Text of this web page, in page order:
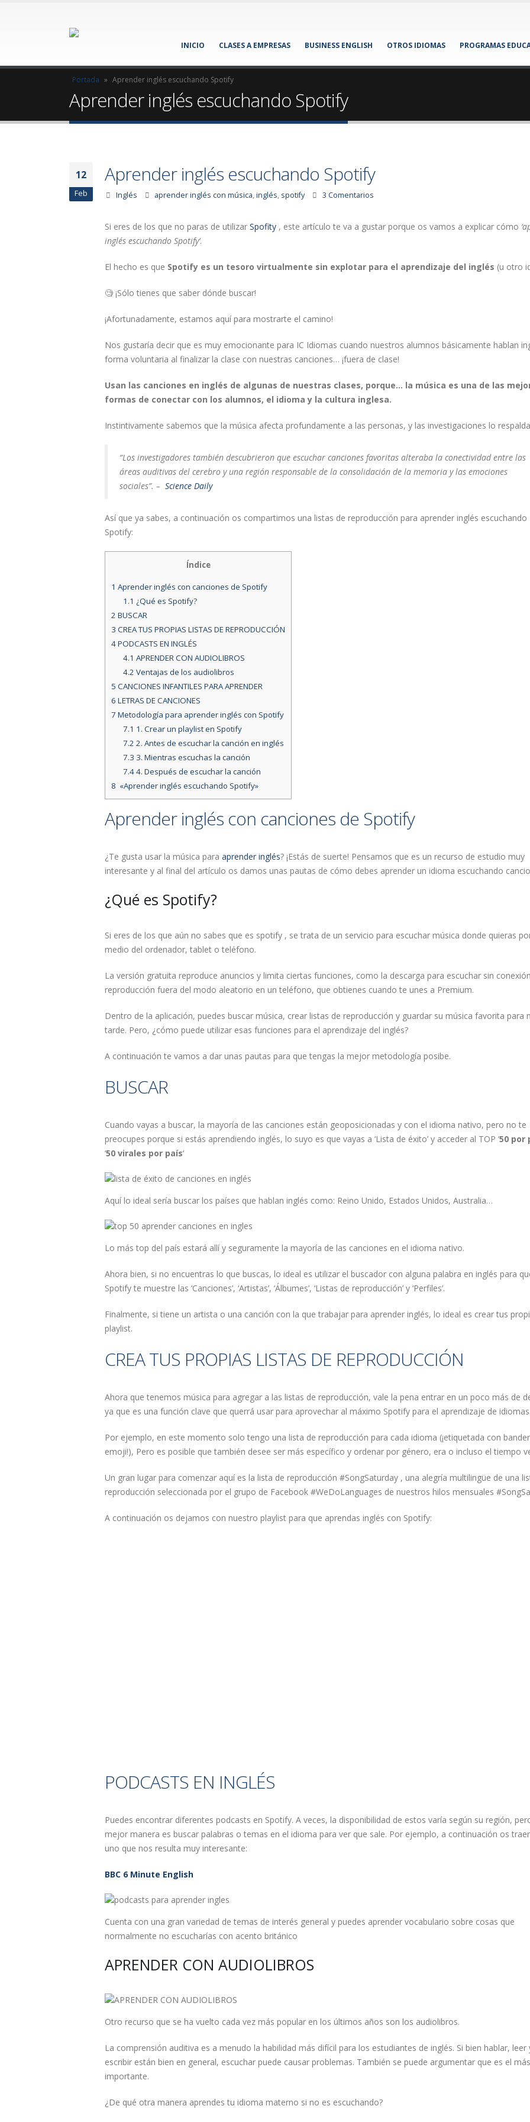
INICIO CLASES A EMPRESAS BUSINESS ENGLISH OTROS IDIOMAS PROGRAMAS
Portada » Aprender inglés escuchando Spotify
Aprender inglés escuchando Spotify
12
Feb
Aprender inglés escuchando Spotify
Inglés aprender inglés con música,inglés, spotify 3 Comentarios
Si eres de los que no paras de utilizar Spofity , este artículo te va a gustar porque os vamos a explicar cómo
inglés escuchando Spotify’.
El hecho es que Spotify es un tesoro virtualmente sin explotar para el aprendizaje del inglés (u otro
🧐 ¡Sólo tienes que saber dónde buscar!
¡Afortunadamente, estamos aquí para mostrarte el camino!
Nos gustaría decir que es muy emocionante para IC Idiomas cuando nuestros alumnos básicamente hablan
forma voluntaria al finalizar la clase con nuestras canciones… ¡fuera de clase!
Usan las canciones en inglés de algunas de nuestras clases, porque… la música es una de las
formas de conectar con los alumnos, el idioma y la cultura inglesa.
Instintivamente sabemos que la música afecta profundamente a las personas, y las investigaciones lo
“Los investigadores también descubrieron que escuchar canciones favoritas alteraba la conectividad entre las
áreas auditivas del cerebro y una región responsable de la consolidación de la memoria y las emociones
sociales”. – Science Daily
Así que ya sabes, a continuación os compartimos una listas de reproducción para aprender inglés escuchando
Spotify:
Índice
1 Aprender inglés con canciones de Spotify
1.1 ¿Qué es Spotify?
2 BUSCAR
3 CREA TUS PROPIAS LISTAS DE REPRODUCCIÓN
4PODCASTS EN INGLÉS
4.1 APRENDER CON AUDIOLIBROS
4.2 Ventajas de los audiolibros
5 CANCIONES INFANTILES PARA APRENDER
6 LETRAS DE CANCIONES
7 Metodología para aprender inglés con Spotify
7.1 1. Crear un playlist en Spotify
7.2 2. Antes de escuchar la canción en inglés
7.3 3. Mientras escuchas la canción
7.44. Después de escuchar la canción
8 «Aprender inglés escuchando Spotify»
Aprender inglés con canciones de Spotify
¿Te gusta usar la música para aprender inglés? ¡Estás de suerte! Pensamos que es un recurso de estudio muy
interesante y al final del artículo os damos unas pautas de cómo debes aprender un idioma escuchando
¿Qué es Spotify?
Si eres de los que aún no sabes que es spotify , se trata de un servicio para escuchar música donde quieras
medio del ordenador, tablet o teléfono.
La versión gratuita reproduce anuncios y limita ciertas funciones, como la descarga para escuchar sin
reproducción fuera del modo aleatorio en un teléfono, que obtienes cuando te unes a Premium.
Dentro de la aplicación, puedes buscar música, crear listas de reproducción y guardar su música favorita para
tarde. Pero, ¿cómo puede utilizar esas funciones para el aprendizaje del inglés?
A continuación te vamos a dar unas pautas para que tengas la mejor metodología posibe.
BUSCAR
Cuando vayas a buscar, la mayoría de las canciones están geoposicionadas y con el idioma nativo, pero no te
preocupes porque si estás aprendiendo inglés, lo suyo es que vayas a ‘Lista de éxito’ y acceder al TOP ‘50 por
‘50 virales por país‘
Aquí lo ideal sería buscar los países que hablan inglés como: Reino Unido, Estados Unidos, Australia…
Lo más top del país estará allí y seguramente la mayoría de las canciones en el idioma nativo.
Ahora bien, si no encuentras lo que buscas, lo ideal es utilizar el buscador con alguna palabra en inglés para
Spotify te muestre las ‘Canciones’, ‘Artistas’, ‘Álbumes’, ‘Listas de reproducción’ y ‘Perfiles’.
Finalmente, si tiene un artista o una canción con la que trabajar para aprender inglés, lo ideal es crear tus
playlist.
CREA TUS PROPIAS LISTAS DE REPRODUCCIÓN
Ahora que tenemos música para agregar a las listas de reproducción, vale la pena entrar en un poco más de
ya que es una función clave que querrá usar para aprovechar al máximo Spotify para el aprendizaje de idiomas.
Por ejemplo, en este momento solo tengo una lista de reproducción para cada idioma (¡etiquetada con
emoji!), Pero es posible que también desee ser más específico y ordenar por género, era o incluso el tiempo
Un gran lugar para comenzar aquí es la lista de reproducción #SongSaturday , una alegría multilingüe de una
reproducción seleccionada por el grupo de Facebook #WeDoLanguages de nuestros hilos mensuales
A continuación os dejamos con nuestro playlist para que aprendas inglés con Spotify:
PODCASTS EN INGLÉS
Puedes encontrar diferentes podcasts en Spotify. A veces, la disponibilidad de estos varía según su región,
mejor manera es buscar palabras o temas en el idioma para ver que sale. Por ejemplo, a continuación os
uno que nos resulta muy interesante:
BBC 6 Minute English
Cuenta con una gran variedad de temas de interés general y puedes aprender vocabulario sobre cosas que
normalmente no escucharías con acento británico
APRENDER CON AUDIOLIBROS
Otro recurso que se ha vuelto cada vez más popular en los últimos años son los audiolibros.
La comprensión auditiva es a menudo la habilidad más difícil para los estudiantes de inglés. Si bien hablar, leer
escribir están bien en general, escuchar puede causar problemas. También se puede argumentar que es el más
importante.
¿De qué otra manera aprendes tu idioma materno si no es escuchando?